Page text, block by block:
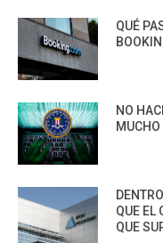
QUÉ
NO
QUE EL
QUE